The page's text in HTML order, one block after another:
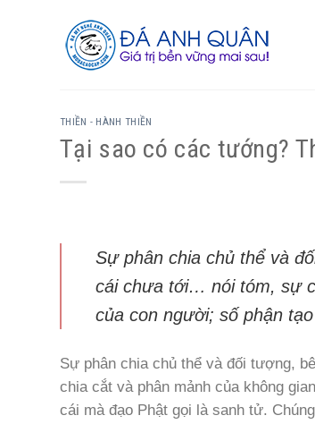
THIỀN - HÀNH THIỀN
Tại sao có các tướng?
Sự phân chia chủ thể và
cái chưa tới… nói tóm, sự
của con người; số phận
Sự phân chia chủ thể và đối tượng,
chia cắt và phân mảnh của không
cái mà đạo Phật gọi là sanh tử.